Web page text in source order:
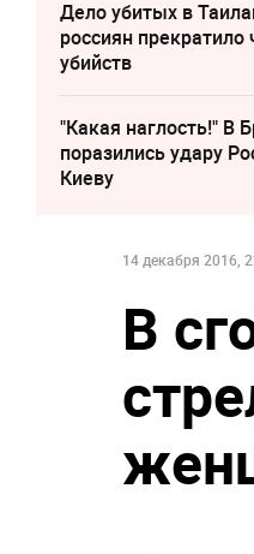
Дело убитых в
россиян прекратило
убийств
"Какая наглость!" В
поразились удару
Киеву
14 декабря 2016,
В